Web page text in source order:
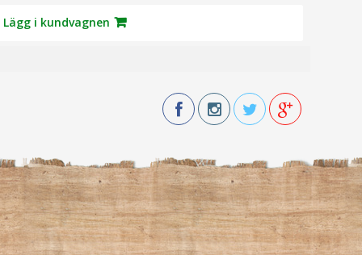
Lägg i kundvagnen